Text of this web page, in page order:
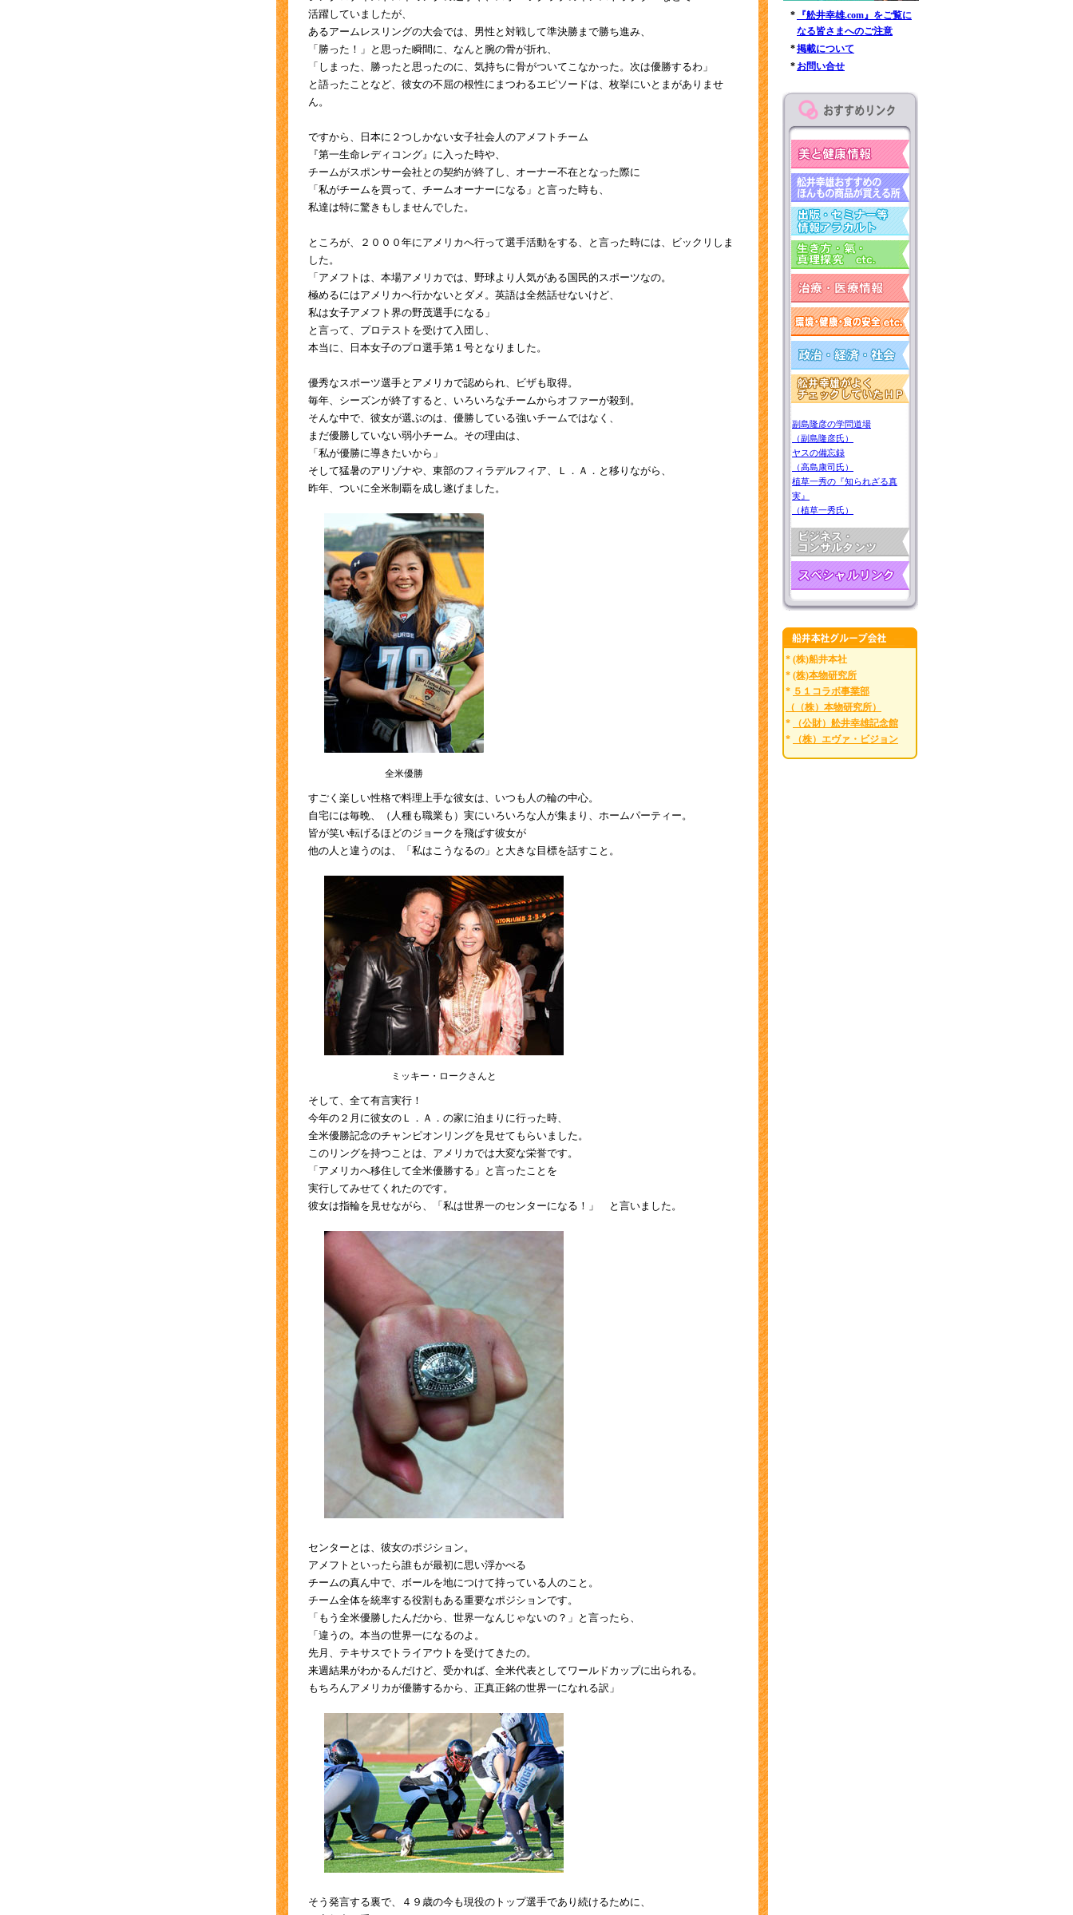
活躍していましたが、
あるアームレスリングの大会では、男性と対戦して準決勝まで勝ち進み、
「勝った！」と思った瞬間に、なんと腕の骨が折れ、
「しまった、勝ったと思ったのに、気持ちに骨がついてこなかった。次は優勝するわ」
と語ったことなど、彼女の不屈の根性にまつわるエピソードは、枚挙にいとまがありませ
ん。
ですから、日本に２つしかない女子社会人のアメフトチーム
『第一生命レディコング』に入った時や、
チームがスポンサー会社との契約が終了し、オーナー不在となった際に
「私がチームを買って、チームオーナーになる」と言った時も、
私達は特に驚きもしませんでした。
ところが、２０００年にアメリカへ行って選手活動をする、と言った時には、ビックリしま
した。
「アメフトは、本場アメリカでは、野球より人気がある国民的スポーツなの。
極めるにはアメリカへ行かないとダメ。英語は全然話せないけど、
私は女子アメフト界の野茂選手になる」
と言って、プロテストを受けて入団し、
本当に、日本女子のプロ選手第１号となりました。
優秀なスポーツ選手とアメリカで認められ、ビザも取得。
毎年、シーズンが終了すると、いろいろなチームからオファーが殺到。
そんな中で、彼女が選ぶのは、優勝している強いチームではなく、
まだ優勝していない弱小チーム。その理由は、
「私が優勝に導きたいから」
そして猛暑のアリゾナや、東部のフィラデルフィア、Ｌ．Ａ．と移りながら、
昨年、ついに全米制覇を成し遂げました。
全米優勝
すごく楽しい性格で料理上手な彼女は、いつも人の輪の中心。
自宅には毎晩、（人種も職業も）実にいろいろな人が集まり、ホームパーティー。
皆が笑い転げるほどのジョークを飛ばす彼女が
他の人と違うのは、「私はこうなるの」と大きな目標を話すこと。
ミッキー・ロークさんと
そして、全て有言実行！
今年の２月に彼女のＬ．Ａ．の家に泊まりに行った時、
全米優勝記念のチャンピオンリングを見せてもらいました。
このリングを持つことは、アメリカでは大変な栄誉です。
「アメリカへ移住して全米優勝する」と言ったことを
実行してみせてくれたのです。
彼女は指輪を見せながら、「私は世界一のセンターになる！」 と言いました。
センターとは、彼女のポジション。
アメフトといったら誰もが最初に思い浮かべる
チームの真ん中で、ボールを地につけて持っている人のこと。
チーム全体を統率する役割もある重要なポジションです。
「もう全米優勝したんだから、世界一なんじゃないの？」と言ったら、
「違うの。本当の世界一になるのよ。
先月、テキサスでトライアウトを受けてきたの。
来週結果がわかるんだけど、受かれば、全米代表としてワールドカップに出られる。
もちろんアメリカが優勝するから、正真正銘の世界一になれる訳」
そう発言する裏で、４９歳の今も現役のトップ選手であり続けるために、
*
『舩井幸雄.com』をご覧に
なる皆さまへのご注意
*掲載について
* お問い合せ
副島隆彦の学問道場
（副島隆彦氏）
ヤスの備忘録
（高島康司氏）
植草一秀の『知られざる真
実』
（植草一秀氏）
* (株)船井本社
* (株)本物研究所
* ５１コラボ事業部
（（株）本物研究所）
*
（公財）舩井幸雄記念館
*
（株）エヴァ・ビジョン